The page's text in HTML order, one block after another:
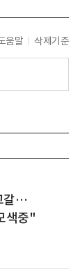
움말 삭제기준
갈…
색중"